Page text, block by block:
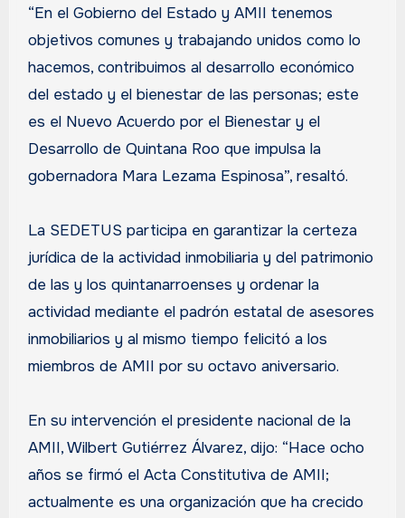
“En el Gobierno del Estado y AMII tenemos
objetivos comunes y trabajando unidos como lo
hacemos, contribuimos al desarrollo económico
del estado y el bienestar de las personas; este
es el Nuevo Acuerdo por el Bienestar y el
Desarrollo de Quintana Roo que impulsa la
gobernadora Mara Lezama Espinosa”, resaltó.
La SEDETUS participa en garantizar la certeza
jurídica de la actividad inmobiliaria y del patrimonio
de las y los quintanarroenses y ordenar la
actividad mediante el padrón estatal de asesores
inmobiliarios y al mismo tiempo felicitó a los
miembros de AMII por su octavo aniversario.
En su intervención el presidente nacional de la
AMII, Wilbert Gutiérrez Álvarez, dijo: “Hace ocho
años se firmó el Acta Constitutiva de AMII;
actualmente es una organización que ha crecido